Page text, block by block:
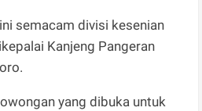
semacam divisi kesenian
Kanjeng Pangeran
yang dibuka untuk